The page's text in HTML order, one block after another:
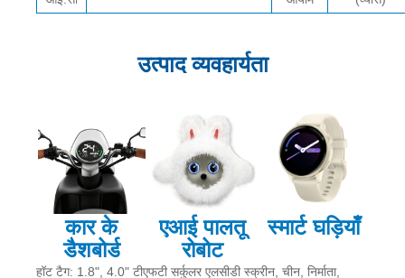
उत्पाद व्यवहार्यता
कार के
डैशबोर्ड
एआई पालतू
रोबोट
स्मार्ट घड़ियाँ
हॉट टैग: 1.8", 4.0" टीएफटी सर्कुलर एलसीडी स्क्रीन, चीन, निर्माता,